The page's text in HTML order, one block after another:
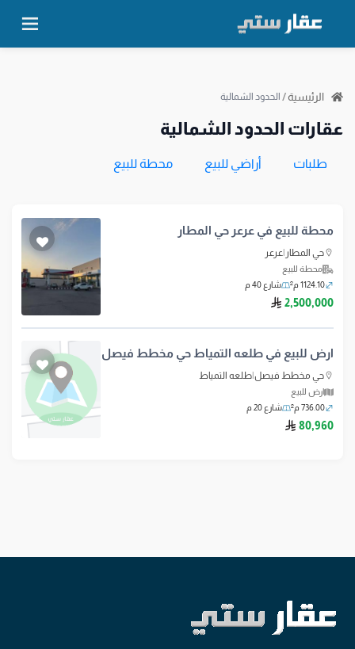
الرئيسية/ الحدود الشمالية
عقارات الحدود الشمالية
طلبات أراضي للبيع محطة للبيع
محطة للبيع في عرعر حي المطار
حي المطار عرعر
محطة للبيع
1124.10 م²
شارع 40 م
2,500,000 ريال سعودي
ارض للبيع في طلعه التمياط حي مخطط فيصل
حي مخطط فيصل طلعه التمياط
ارض للبيع
736.00 م²
شارع 20 م
80,960 ريال سعودي